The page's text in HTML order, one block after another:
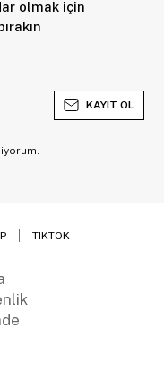
olmak için
KAYIT OL
TIKTOK